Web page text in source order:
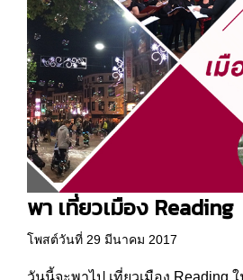
พา เที่ยวเมือง Reading
โพสต์วันที่ 29 มีนาคม 2017